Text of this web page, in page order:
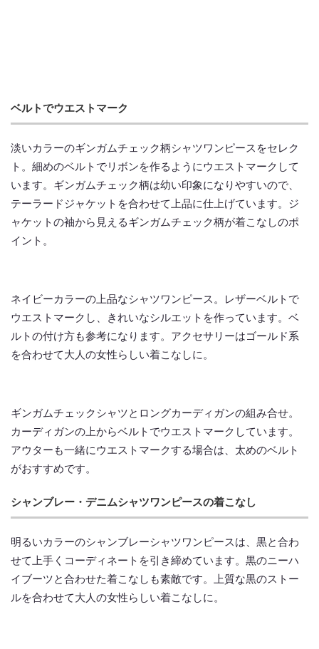
ベルトでウエストマーク
淡いカラーのギンガムチェック柄シャツワンピースをセレク
ト。細めのベルトでリボンを作るようにウエストマークして
います。ギンガムチェック柄は幼い印象になりやすいので、
テーラードジャケットを合わせて上品に仕上げています。ジ
ャケットの袖から見えるギンガムチェック柄が着こなしのポ
イント。
ネイビーカラーの上品なシャツワンピース。レザーベルトで
ウエストマークし、きれいなシルエットを作っています。ベ
ルトの付け方も参考になります。アクセサリーはゴールド系
を合わせて大人の女性らしい着こなしに。
ギンガムチェックシャツとロングカーディガンの組み合せ。
カーディガンの上からベルトでウエストマークしています。
アウターも一緒にウエストマークする場合は、太めのベルト
がおすすめです。
シャンブレー・デニムシャツワンピースの着こなし
明るいカラーのシャンブレーシャツワンピースは、黒と合わ
せて上手くコーディネートを引き締めています。黒のニーハ
イブーツと合わせた着こなしも素敵です。上質な黒のストー
ルを合わせて大人の女性らしい着こなしに。